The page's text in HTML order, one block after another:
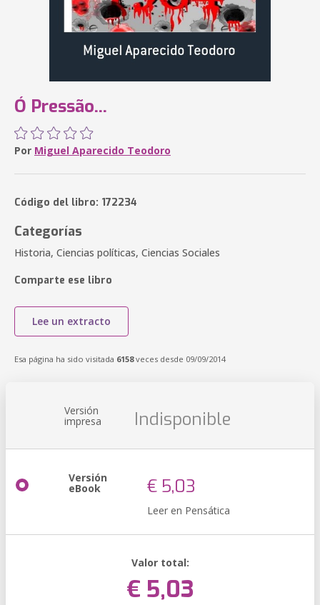
Ó Pressão...
Por Miguel Aparecido Teodoro
Código del libro: 172234
Categorías
Historia, Ciencias políticas, Ciencias Sociales
Comparte ese libro
Lee un extracto
Esa página ha sido visitada 6158veces desde 09/09/2014
Versión
impresa Indisponible
Versión
eBook € 5,03
Leer en Pensática
Valor total:
€ 5,03